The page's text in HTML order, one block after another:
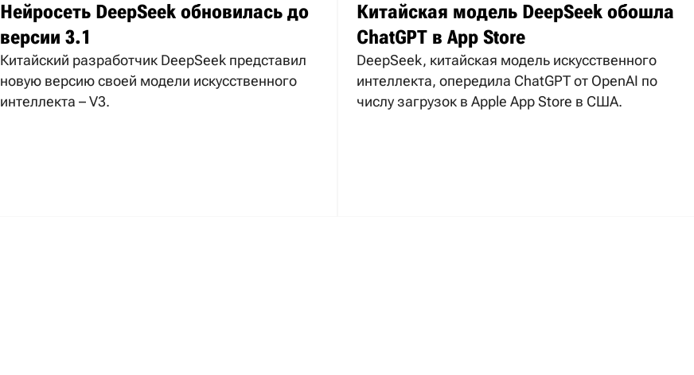
Нейросеть DeepSeek обновилась до
версии 3.1
Китайский разработчик DeepSeek представил
новую версию своей модели искусственного
интеллекта – V3.
Китайская модель DeepSeek обошла
ChatGPT в App Store
DeepSeek, китайская модель искусственного
интеллекта, опередила ChatGPT от OpenAI по
числу загрузок в Apple App Store в США.